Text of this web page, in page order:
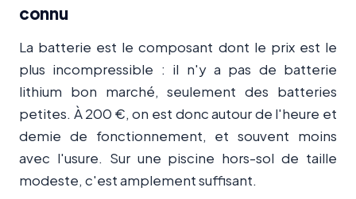
connu
La batterie est le composant dont le prix est le
plus incompressible : il n'y a pas de batterie
lithium bon marché, seulement des batteries
petites. À 200 €, on est donc autour de l'heure et
demie de fonctionnement, et souvent moins
avec l'usure. Sur une piscine hors-sol de taille
modeste, c'est amplement suffisant.